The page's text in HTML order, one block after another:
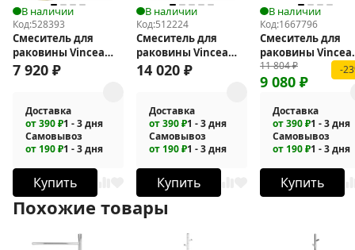
В наличии
Код:528393
Смеситель для
раковины Vincea
Desire VBF-1D3BG
7 920 ₽
Доставка
от 390 ₽1 - 3 дня
Самовывоз
от 190 ₽1 - 3 дня
Купить
В наличии
Код:512224
Смеситель для
раковины Vincea
Groove VBFW-4G1GM
14 020 ₽
Доставка
от 390 ₽1 - 3 дня
Самовывоз
от 190 ₽1 - 3 дня
Купить
В наличии
Код:1667796
Смеситель для
раковины Vincea
Core VBF-4CO1BN
11 804₽
9 080 ₽
-
Доставка
от 390 ₽1 - 3 дня
Самовывоз
от 190 ₽1 - 3 дня
Купить
Похожие товары